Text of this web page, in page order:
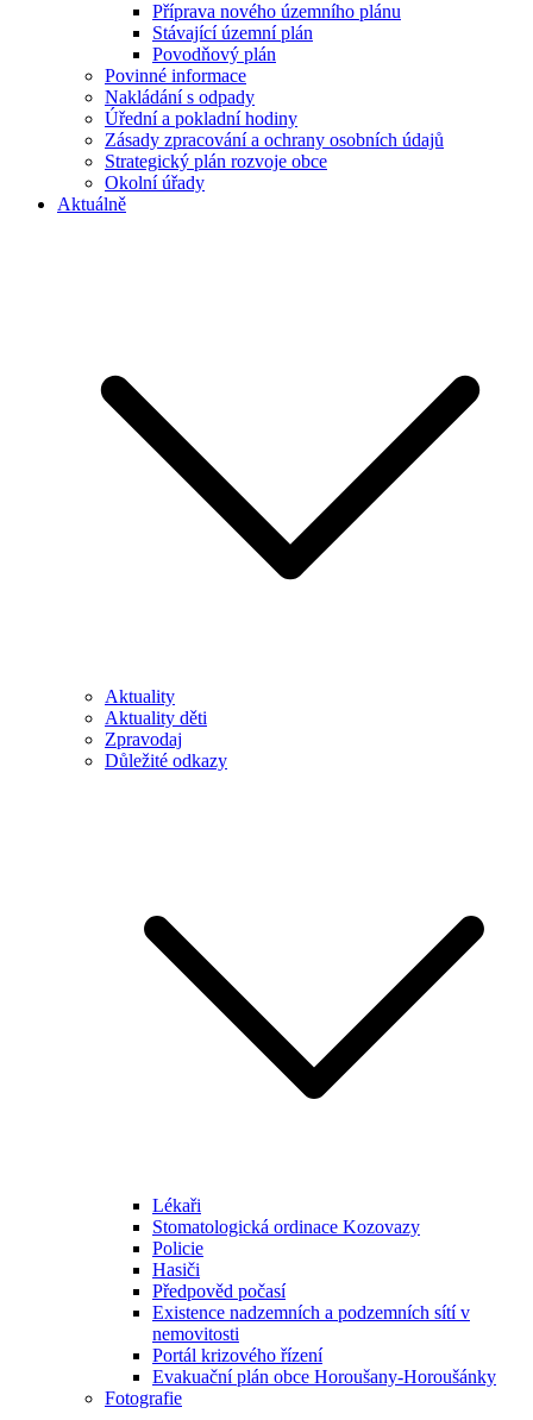
Příprava nového územního plánu
Stávající územní plán
Povodňový plán
Povinné informace
Nakládání s odpady
Úřední a pokladní hodiny
Zásady zpracování a ochrany osobních údajů
Strategický plán rozvoje obce
Okolní úřady
Aktuálně
Aktuality
Aktuality děti
Zpravodaj
Důležité odkazy
Lékaři
Stomatologická ordinace Kozovazy
Policie
Hasiči
Předpověd počasí
Existence nadzemních a podzemních sítí v
nemovitosti
Portál krizového řízení
Evakuační plán obce Horoušany-Horoušánky
Fotografie